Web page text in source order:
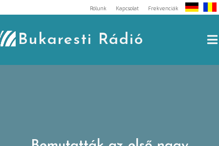
to
content
Rólunk Kapcsolat Frekvenciák
Bukaresti Rádió